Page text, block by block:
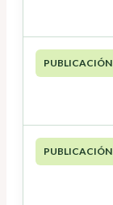
PUBLICACIÓN
PUBLICACIÓN